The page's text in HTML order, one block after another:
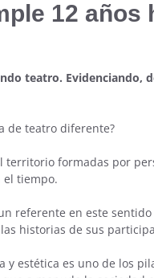
12 años
teatro. Evidenciando,
de teatro diferente?
territorio formadas por
el tiempo.
referente en este
historias de sus
y estética es uno de los